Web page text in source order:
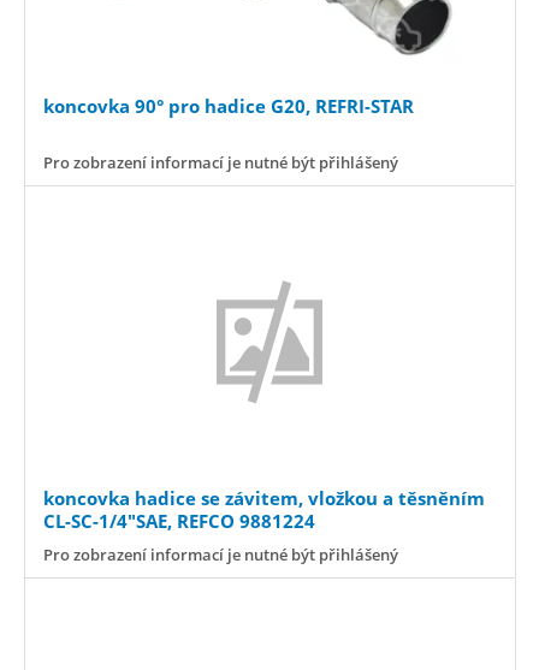
koncovka 90° pro hadice G20, REFRI-STAR
Pro zobrazení informací je nutné být přihlášený
koncovka hadice se závitem, vložkou a těsněním
CL-SC-1/4"SAE, REFCO 9881224
Pro zobrazení informací je nutné být přihlášený